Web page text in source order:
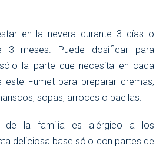
en la nevera durante 3 días o
3 meses. Puede dosificar para
la parte que necesita en cada
este Fumet para preparar cremas,
sopas, arroces o paellas.
de la familia es alérgico a los
deliciosa base sólo con partes de